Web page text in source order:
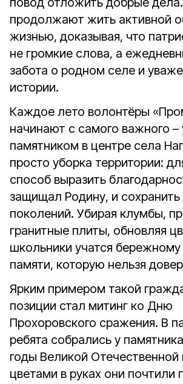
продолжают жить активной
жизнью, доказывая, что
не громкие слова, а
забота о родном селе и
истории.
Каждое лето волонтёры
начинают с самого важного –
памятником в центре села
просто уборка территории:
способ выразить
защищал Родину, и
поколений. Убирая клумбы,
гранитные плиты, обновляя
школьники учатся
памяти, которую нельзя
Ярким примером такой
позиции стал митинг ко Дню
Прохоровского сражения. В
ребята собрались у
годы Великой
цветами в руках они почтили